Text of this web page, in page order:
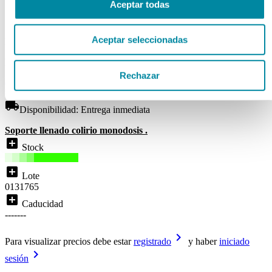
Aceptar todas
Aceptar seleccionadas
Rechazar
COLIRIO MONODOSIS
Disponibilidad:ENTREGA INMEDIATA
local_shippingDisponibilidad: Entrega inmediata
Soporte llenado colirio monodosis .
add_box Stock
add_box Lote
0131765
add_box Caducidad
-------
Para visualizar precios debe estarregistrado keyboard_arrow_right y haberiniciado
sesión keyboard_arrow_right